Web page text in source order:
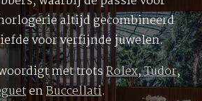
altijd gecombineerd
voor verfijnde juwelen.
met trotsRolex,Tudor,
enBuccellati.